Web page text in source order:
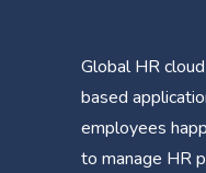
Global HR
based
employees
to manage HR